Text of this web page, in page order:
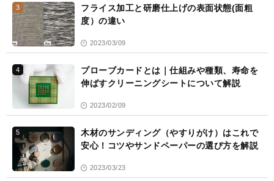
3
フライス加工と研磨仕上げの表面状態(面粗
度）の違い
2023/03/09
4
プローブカードとは｜仕組みや種類、寿命を
伸ばすクリーニングシートについて解説
2023/02/09
5
木材のサンディング（やすりがけ）はこれで
安心！コツやサンドペーパーの選び方を解説
2023/03/23